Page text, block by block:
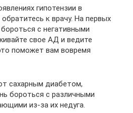
гипотензии в
к врачу. На первых
с негативными
свое АД и ведите
поможет вам вовремя
сахарным диабетом,
бороться с различными
из-за их недуга.